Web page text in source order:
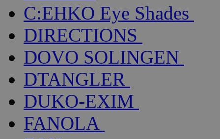
C:EHKO Eye Shades
DIRECTIONS
DOVO SOLINGEN
DTANGLER
DUKO-EXIM
FANOLA